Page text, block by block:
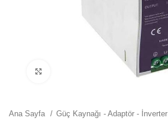
Büyütmek için tıklayın
Ana Sayfa
Güç Kaynağı - Adaptör - İnverter